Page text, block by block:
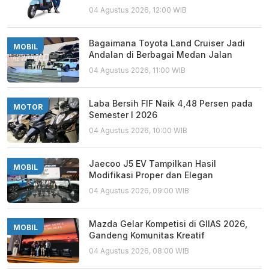
04 Agustus 2026, 12:00 WIB
MOBIL
Bagaimana Toyota Land Cruiser Jadi
Andalan di Berbagai Medan Jalan
04 Agustus 2026, 11:00 WIB
MOTOR
Laba Bersih FIF Naik 4,48 Persen pada
Semester I 2026
04 Agustus 2026, 10:00 WIB
MOBIL
Jaecoo J5 EV Tampilkan Hasil
Modifikasi Proper dan Elegan
04 Agustus 2026, 09:00 WIB
MOBIL
Mazda Gelar Kompetisi di GIIAS 2026,
Gandeng Komunitas Kreatif
04 Agustus 2026, 08:00 WIB